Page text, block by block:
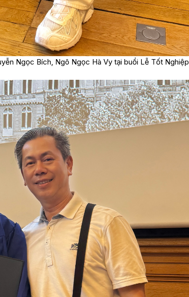
Ngọc Bích, Ngô Ngọc Hà Vy tại buổi Lễ Tốt Nghiệp